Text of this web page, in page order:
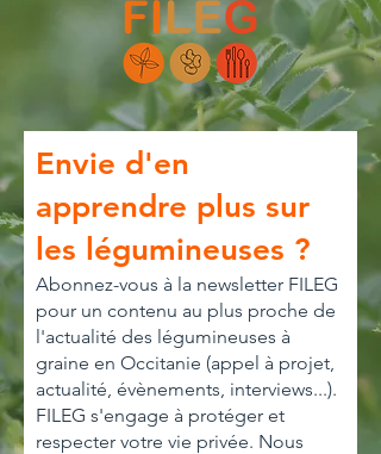
Envie d'en
apprendre plus sur
les légumineuses ?
Abonnez-vous à la newsletter FILEG
pour un contenu au plus proche de
l'actualité des légumineuses à
graine en Occitanie (appel à projet,
actualité, évènements, interviews...).
FILEG s'engage à protéger et
respecter votre vie privée. Nous